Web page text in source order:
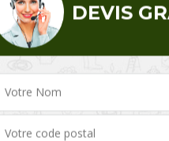
Pose de clôture et
DEVIS